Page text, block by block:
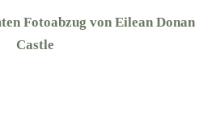
Fotoabzug von Eilean Donan
Castle